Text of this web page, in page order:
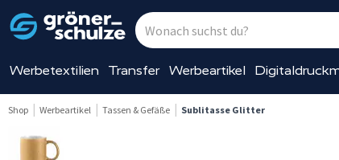
Werbetextilien Transfer Werbeartikel
Shop Werbeartikel Tassen & Gefäße Sublitasse Glitter